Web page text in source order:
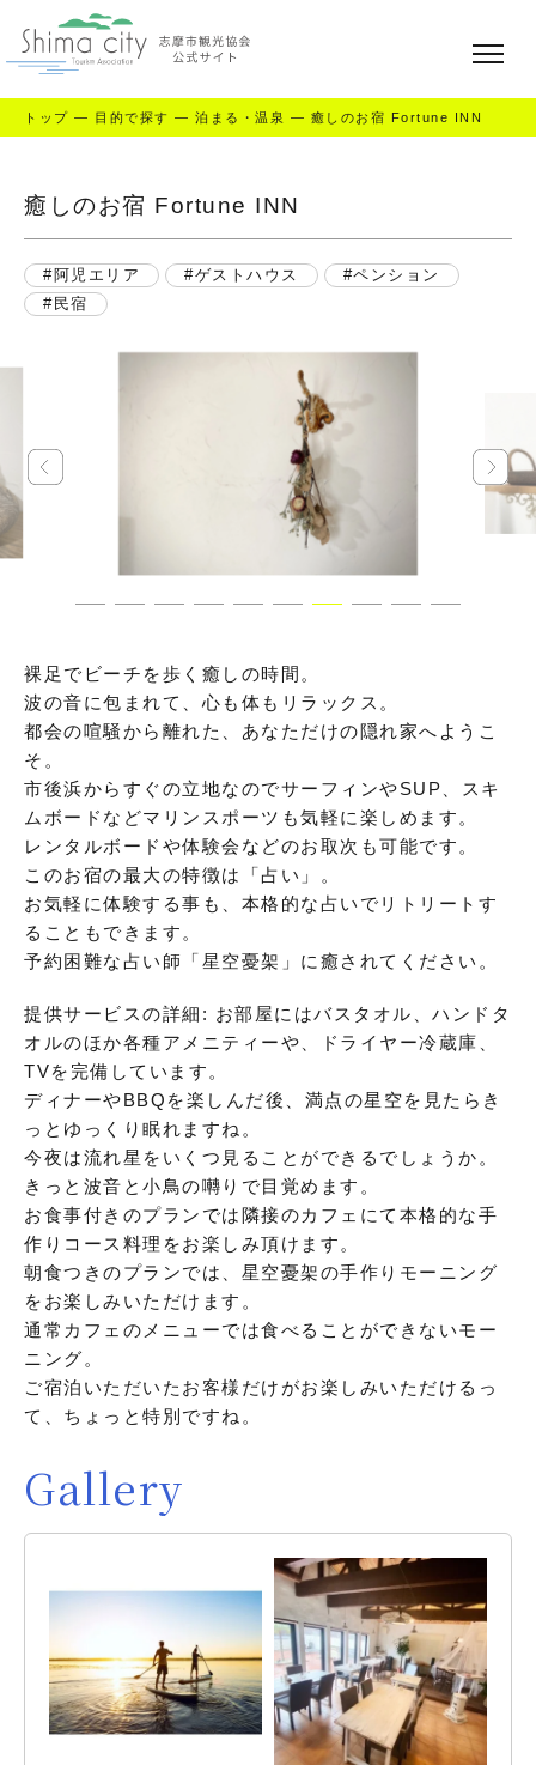
トップ — 目的で探す — 泊まる・温泉 — 癒しのお宿 Fortune INN
癒しのお宿 Fortune INN
阿児エリア ゲストハウス
ペンション
民宿
裸足でビーチを歩く癒しの時間。
波の音に包まれて、心も体もリラックス。
都会の喧騒から離れた、あなただけの隠れ家へようこ
そ。
市後浜からすぐの立地なのでサーフィンやSUP、スキ
ムボードなどマリンスポーツも気軽に楽しめます。
レンタルボードや体験会などのお取次も可能です。
このお宿の最大の特徴は「占い」。
お気軽に体験する事も、本格的な占いでリトリートす
ることもできます。
予約困難な占い師「星空憂架」に癒されてください。
提供サービスの詳細: お部屋にはバスタオル、ハンドタ
オルのほか各種アメニティーや、ドライヤー冷蔵庫、
TVを完備しています。
ディナーやBBQを楽しんだ後、満点の星空を見たらき
っとゆっくり眠れますね。
今夜は流れ星をいくつ見ることができるでしょうか。
きっと波音と小鳥の囀りで目覚めます。
お食事付きのプランでは隣接のカフェにて本格的な手
作りコース料理をお楽しみ頂けます。
朝食つきのプランでは、星空憂架の手作りモーニング
をお楽しみいただけます。
通常カフェのメニューでは食べることができないモー
ニング。
ご宿泊いただいたお客様だけがお楽しみいただけるっ
て、ちょっと特別ですね。
Gallery